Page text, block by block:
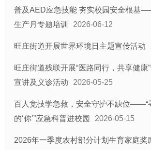
普及AED应急技能 夯实校园安全根基
生产月专题培训
2026-06-12
旺庄街道开展世界环境日主题宣传活动
旺庄街道残联开展“医路同行，共享健康
宣讲及义诊活动
2026-05-25
百人竞技学急救，安全守护不缺位——“
的‘你’”应急科普进校园
2026-05-15
2026年一季度农村部分计划生育家庭奖